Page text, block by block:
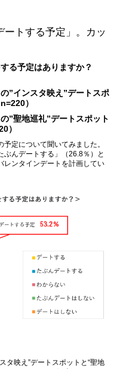
トする予定」。カッ
る予定はありますか？
”インスタ映え”デートスポ
）
”聖地巡礼”デートスポット
）
定について聞いてみました。
ぶんデートする」（26.8％）と
レンタインデートを計画してい
タ映え”デートスポットと“聖地